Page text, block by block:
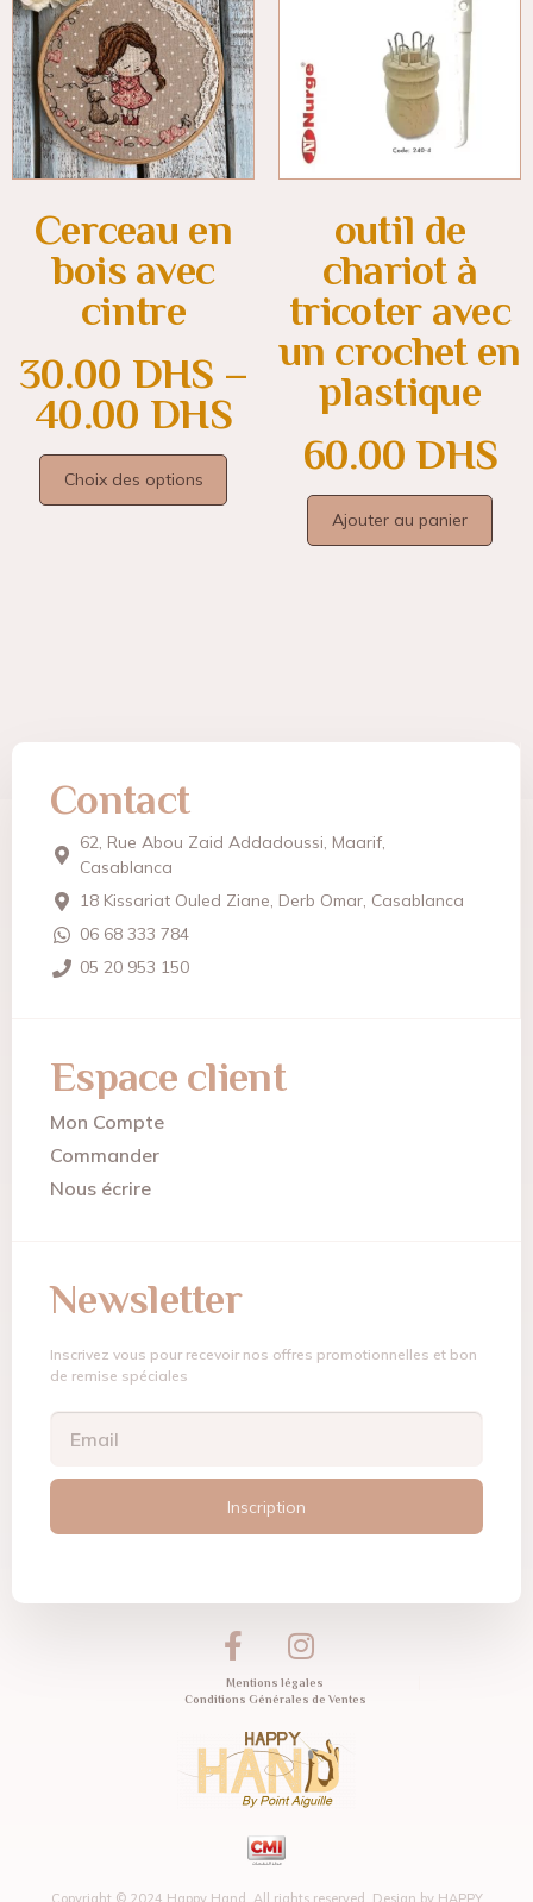
Cerceau en
bois avec
cintre
30.00 DHS –
40.00 DHS
Choix des options
outil de
chariot à
tricoter avec
un crochet en
plastique
60.00 DHS
Ajouter au panier
Contact
62, Rue Abou Zaid Addadoussi, Maarif,
Casablanca
18 Kissariat Ouled Ziane, Derb Omar, Casablanca
06 68 333 784
05 20 953 150
Espace client
Mon Compte
Commander
Nous écrire
Newsletter
Inscrivez vous pour recevoir nos offres promotionnelles et bon
de remise spéciales
Inscription
Mentions légales
Conditions Générales de Ventes
Copyright © 2024 Happy Hand. All rights reserved. Design by HAPPY